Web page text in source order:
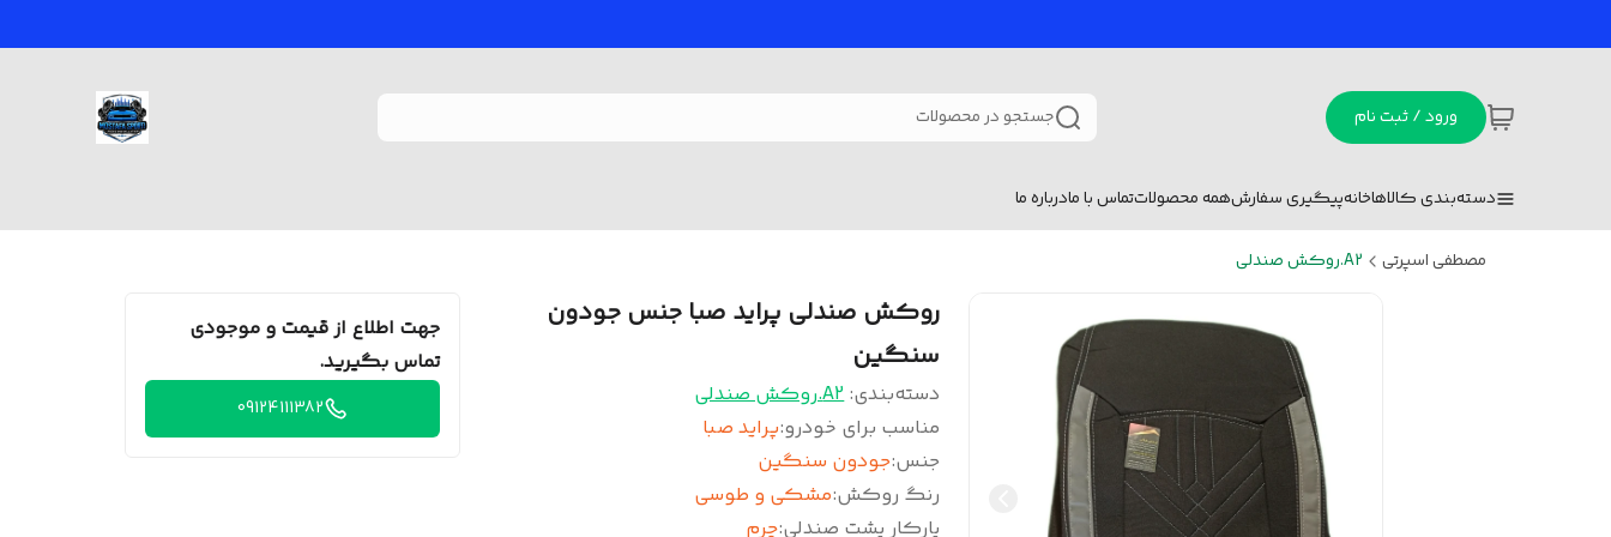
ورود / ثبت نام جستجو در محصولات
دسته‌بندی کالاهاخانهپیگیری سفارشهمه محصولاتتماس با مادرباره ما
مصطفی اسپرتی A2.روکش صندلی
روکش صندلی پراید صبا جنس جودون
سنگین
دسته‌بندی:A2.روکش صندلی
مناسب برای خودرو:پراید صبا
جنس:جودون سنگین
رنگ روکش:مشکی و طوسی
پارکار پشت صندلی:چرم
جهت اطلاع از قیمت و موجودی
تماس بگیرید.
09124111382